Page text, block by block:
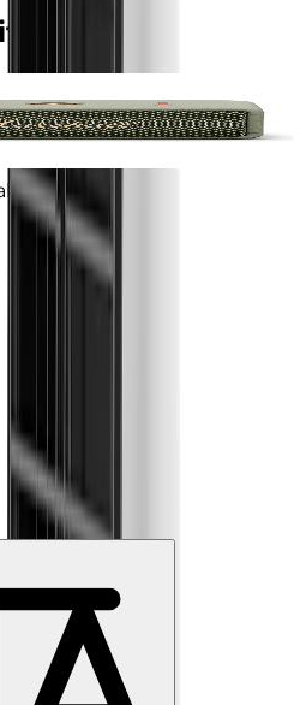
III Sage
vaxt: